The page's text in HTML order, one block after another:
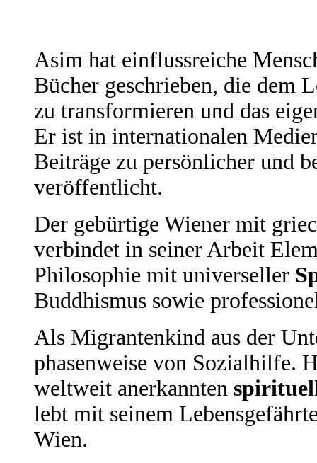
Asim hat einflussreiche
Bücher geschrieben, die dem
zu transformieren und das
Er ist in internationalen
Beiträge zu persönlicher und
veröffentlicht.
Der gebürtige Wiener mit
verbindet in seiner Arbeit
Philosophie mit universeller
Buddhismus sowie
Als Migrantenkind aus der
phasenweise von Sozialhilfe.
weltweit anerkannten
lebt mit seinem
Wien.